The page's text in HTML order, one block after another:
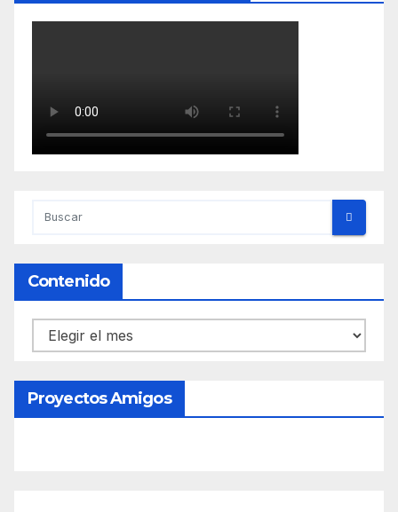
Contenido
Contenido
Proyectos Amigos